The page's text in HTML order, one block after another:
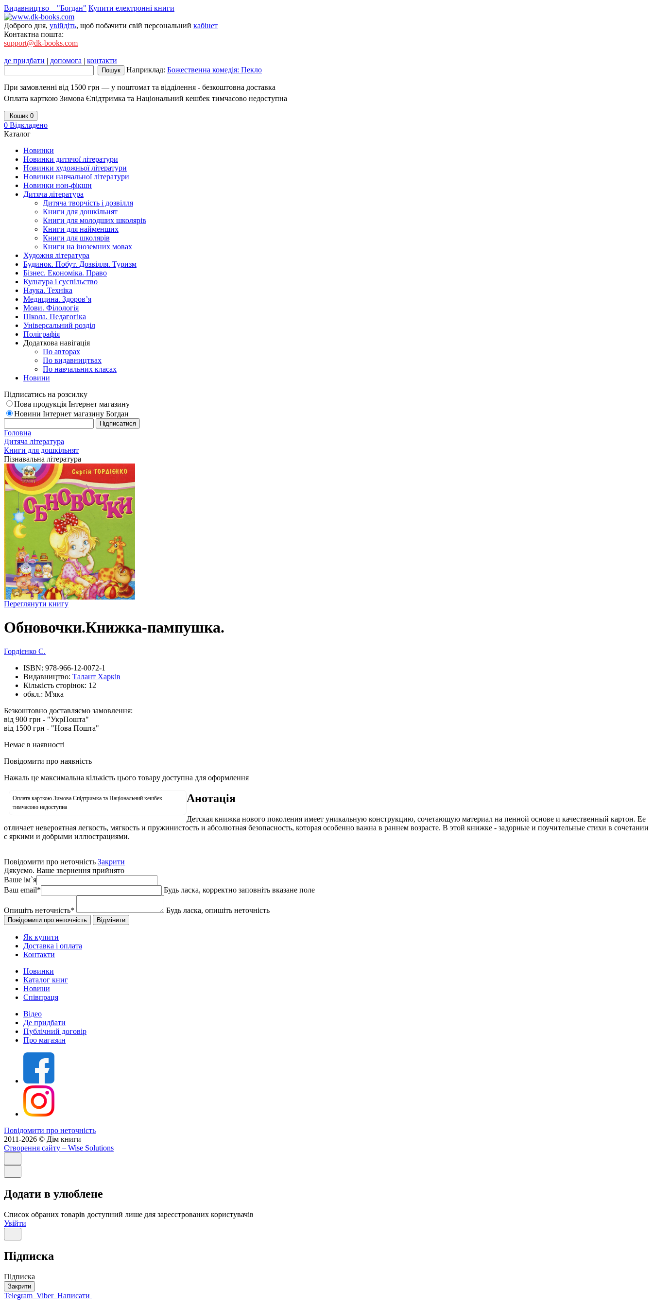
Видавництво – "Богдан" Купити електронні книги
Доброго дня, увійдіть, щоб побачити свій персональний кабінет
Контактна пошта:
support@dk-books.com
де придбати | допомога | контакти
Наприклад: Божественна комедія: Пекло
При замовленні від 1500 грн — у поштомат та відділення - безкоштовна доставка
Оплата карткою Зимова Єпідтримка та Національний кешбек тимчасово недоступна
Кошик 0
0 Відкладено
Каталог
Новинки
Новинки дитячої літератури
Новинки художньої літератури
Новинки навчальної літератури
Новинки нон-фікшн
Дитяча література
Дитяча творчість і дозвілля
Книги для дошкільнят
Книги для молодших школярів
Книги для найменших
Книги для школярів
Книги на іноземних мовах
Художня література
Будинок. Побут. Дозвілля. Туризм
Бізнес. Економіка. Право
Культура і суспільство
Наука. Техніка
Медицина. Здоров’я
Мови. Філологія
Школа. Педагогіка
Універсальний розділ
Поліграфія
Додаткова навігація
По авторах
По видавництвах
По навчальних класах
Новини
Підписатись на розсилку
Нова продукція Інтернет магазину
Новини Інтернет магазину Богдан
Головна
Дитяча література
Книги для дошкільнят
Пізнавальна література
Переглянути книгу
Обновочки.Книжка-пампушка.
Гордієнко С.
ISBN: 978-966-12-0072-1
Видавництво: Талант Харків
Кількість сторінок: 12
обкл.: М'яка
Безкоштовно доставляємо замовлення:
від 900 грн - "УкрПошта"
від 1500 грн - "Нова Пошта"
Немає в наявності
Повідомити про наявність
Нажаль це максимальна кількість цього товару доступна для оформлення
Оплата карткою Зимова Єпідтримка та Національний кешбек
тимчасово недоступна
Анотація
Детская книжка нового поколения имеет уникальную конструкцию, сочетающую материал на пенной основе и качественный картон. Ее
отличает невероятная легкость, мягкость и пружинистость и абсолютная безопасность, которая особенно важна в раннем возрасте. В этой книжке - задорные и поучительные стихи в сочетании
с яркими и добрыми иллюстрациями.
Повідомити про неточність Закрити
Дякуємо. Ваше звернення прийнято
Ваше ім`я
Ваш email* Будь ласка, корректно заповніть вказане поле
Опишіть неточність* Будь ласка, опишіть неточність
Як купити
Доставка і оплата
Контакти
Новинки
Каталог книг
Новини
Співпраця
Відео
Де придбати
Публічний договір
Про магазин
Повідомити про неточність
2011-2026 © Дім книги
Створення сайту – Wise Solutions
Додати в улюблене
Список обраних товарів доступний лише для зареєстрованих користувачів
Увійти
Підписка
Підписка
Закрити
Telegram Viber Написати